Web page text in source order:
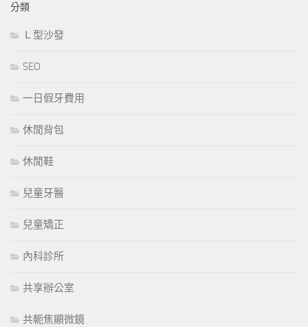
分類
Ｌ型沙發
SEO
一日假牙費用
休閒背包
休閒鞋
兒童牙醫
兒童矯正
內科診所
共享辦公室
共軛焦顯微鏡